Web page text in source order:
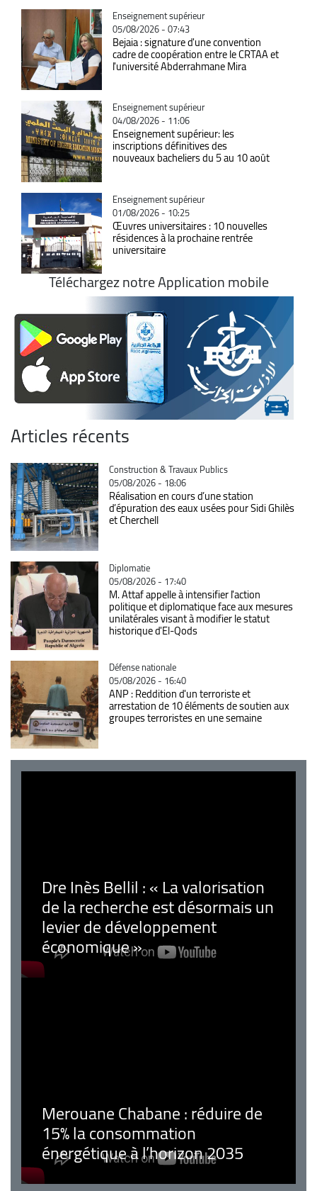
Catégorie
Enseignement supérieur
05/08/2026 - 07:43
Bejaia : signature d'une convention
cadre de coopération entre le CRTAA et
l'université Abderrahmane Mira
Catégorie
Enseignement supérieur
04/08/2026 - 11:06
Enseignement supérieur: les
inscriptions définitives des
nouveaux bacheliers du 5 au 10 août
Catégorie
Enseignement supérieur
01/08/2026 - 10:25
Œuvres universitaires : 10 nouvelles
résidences à la prochaine rentrée
universitaire
Téléchargez notre Application mobile
Articles récents
Catégorie
Construction & Travaux Publics
05/08/2026 - 18:06
Réalisation en cours d’une station
d’épuration des eaux usées pour Sidi Ghilès
et Cherchell
Catégorie
Diplomatie
05/08/2026 - 17:40
M. Attaf appelle à intensifier l'action
politique et diplomatique face aux mesures
unilatérales visant à modifier le statut
historique d'El-Qods
Catégorie
Défense nationale
05/08/2026 - 16:40
ANP : Reddition d'un terroriste et
arrestation de 10 éléments de soutien aux
groupes terroristes en une semaine
Dre Inès Bellil : « La valorisation
de la recherche est désormais un
levier de développement
économique »
Merouane Chabane : réduire de
15% la consommation
énergétique à l’horizon 2035